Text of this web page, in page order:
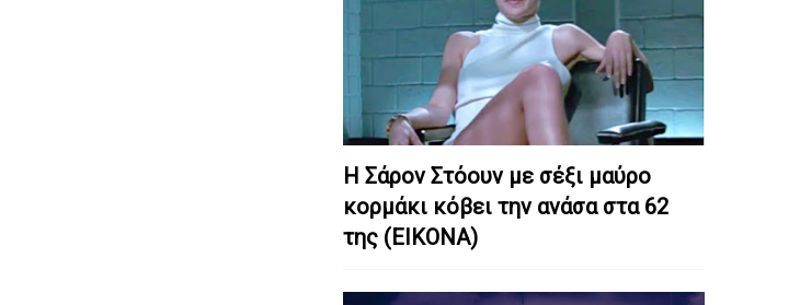
Η Σάρον Στόουν με σέξι μαύρο
κορμάκι κόβει την ανάσα στα 62
της (ΕΙΚΟΝΑ)